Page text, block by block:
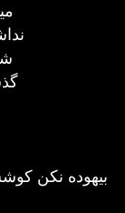
بیهوده نکن